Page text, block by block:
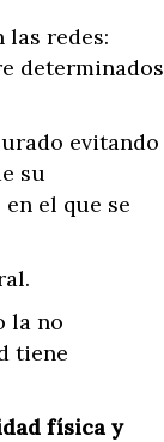
redes:
determinados
evitando
su
el que se
la no
tiene
física y